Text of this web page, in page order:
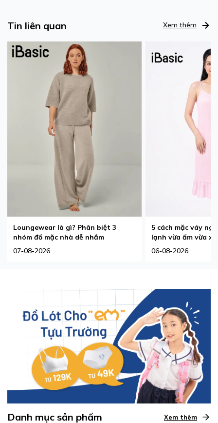
Tin liên quan Xem thêm
Loungewear là gì? Phân biệt 3
nhóm đồ mặc nhà dễ nhầm
07-08-2026
5 cách mặc váy
lạnh vừa ấm vừa
06-08-2026
Danh mục sản phẩm Xem thêm